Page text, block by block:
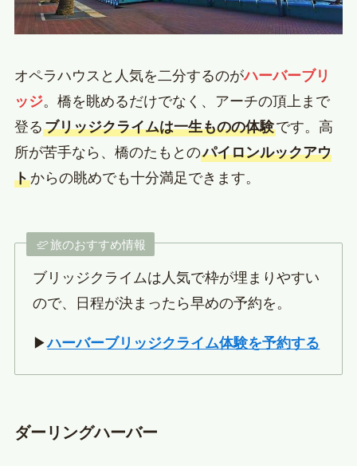
オペラハウスと人気を二分するのがハーバーブリ
ッジ。橋を眺めるだけでなく、アーチの頂上まで
登るブリッジクライムは一生ものの体験です。高
所が苦手なら、橋のたもとのパイロンルックアウ
トからの眺めでも十分満足できます。
旅のおすすめ情報
ブリッジクライムは人気で枠が埋まりやすい
ので、日程が決まったら早めの予約を。
▶ハーバーブリッジクライム体験を予約する
ダーリングハーバー